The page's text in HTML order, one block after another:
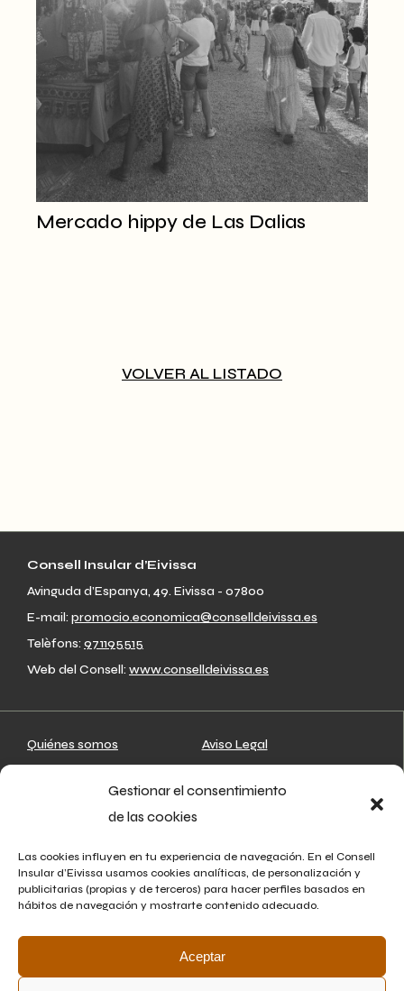
Gestionar el consentimiento
de las cookies
Las cookies influyen en tu experiencia de navegación. En el Consell
Insular d’Eivissa usamos cookies analíticas, de personalización y
publicitarias (propias y de terceros) para hacer perfiles basados en
hábitos de navegación y mostrarte contenido adecuado.
Aceptar
Mercado hippy de Las Dalias
VOLVER AL LISTADO
Consell Insular d’Eivissa
Avinguda d’Espanya, 49. Eivissa - 07800
E-mail: promocio.economica@conselldeivissa.es
Telèfons: 971195515
Web del Consell: www.conselldeivissa.es
Quiénes somos
Agenda
Noticias
Contacto
Aviso Legal
Política de cookies